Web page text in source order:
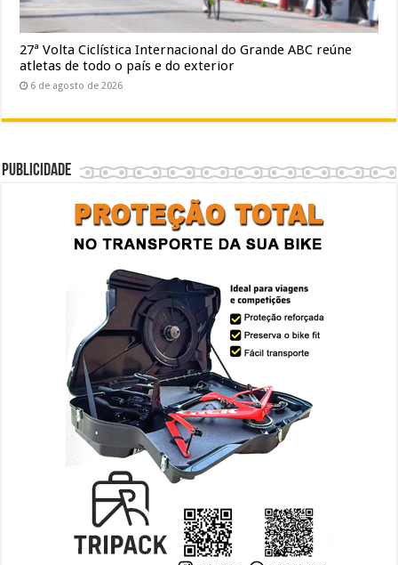
27ª Volta Ciclística Internacional do Grande ABC reúne
atletas de todo o país e do exterior
6 de agosto de 2026
Publicidade